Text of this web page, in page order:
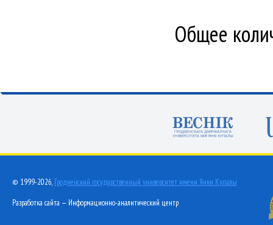
Общее
© 1999-2026, Гродненский государственный университет имени Янки Купалы
Разработка сайта — Информационно-аналитический центр